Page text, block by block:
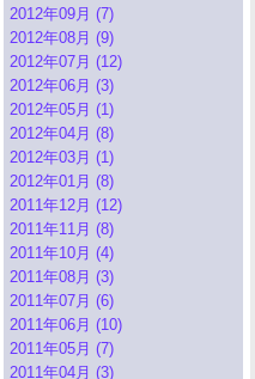
2012年09月 (7)
2012年08月 (9)
2012年07月 (12)
2012年06月 (3)
2012年05月 (1)
2012年04月 (8)
2012年03月 (1)
2012年01月 (8)
2011年12月 (12)
2011年11月 (8)
2011年10月 (4)
2011年08月 (3)
2011年07月 (6)
2011年06月 (10)
2011年05月 (7)
2011年04月 (3)